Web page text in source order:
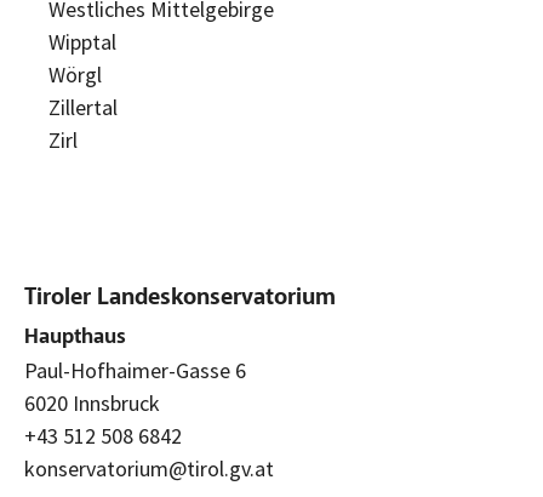
Westliches Mittelgebirge
Wipptal
Wörgl
Zillertal
Zirl
Tiroler Landeskonservatorium
Haupthaus
Paul-Hofhaimer-Gasse 6
6020 Innsbruck
+43 512 508 6842
konservatorium@tirol.gv.at